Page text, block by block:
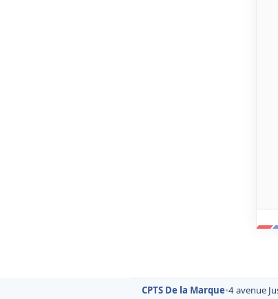
CPTS De la Marque•4 avenue